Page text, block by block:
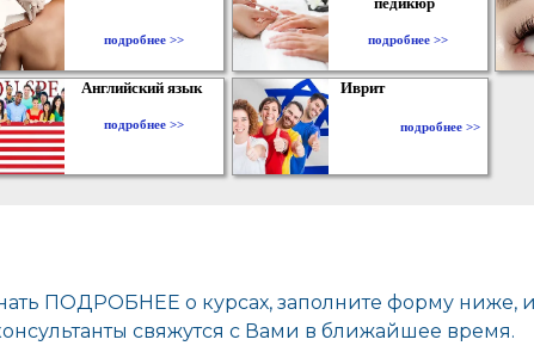
подробнее >> подробнее >>
Английский язык
подробнее >>
Иврит
подробнее >>